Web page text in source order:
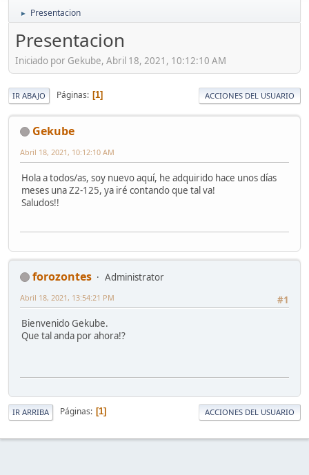
► Presentacion
Presentacion
Iniciado por Gekube, Abril 18, 2021, 10:12:10 AM
IR ABAJO Páginas 1 ACCIONES DEL USUARIO
Gekube
Abril 18, 2021, 10:12:10 AM
Hola a todos/as, soy nuevo aquí, he adquirido hace unos días
meses una Z2-125, ya iré contando que tal va!
Saludos!!
forozontes
Administrator
#1
Abril 18, 2021, 13:54:21 PM
Bienvenido Gekube.
Que tal anda por ahora!?
IR ARRIBA Páginas 1 ACCIONES DEL USUARIO